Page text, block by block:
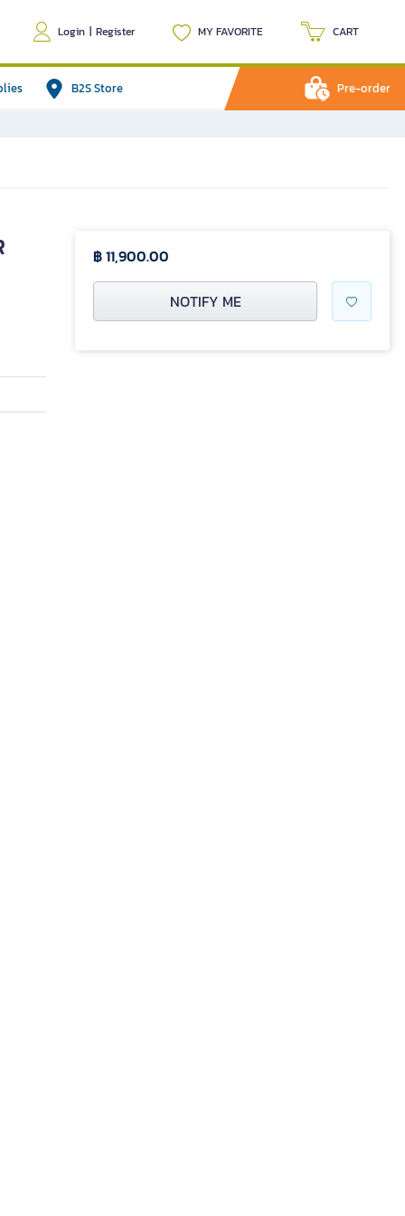
Login | Register MY FAVORITE CART
B2S Store Pre-order
฿ 11,900.00
NOTIFY ME